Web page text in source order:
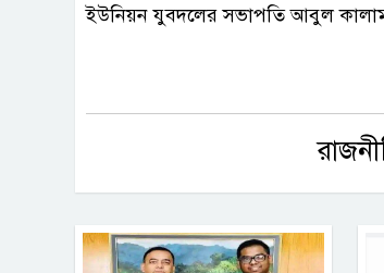
ইউনিয়ন যুবদলের সভাপতি আবুল কালাম